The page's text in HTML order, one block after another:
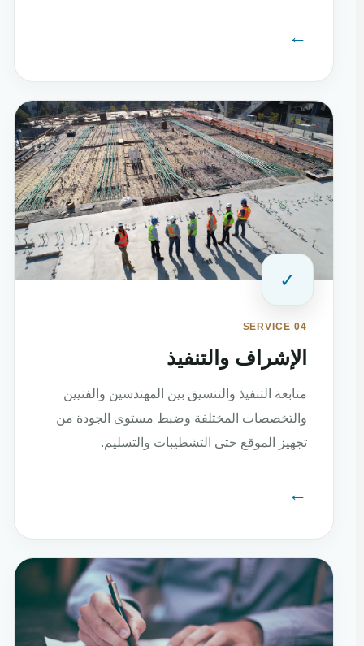
←
✓
SERVICE 04
الإشراف والتنفيذ
متابعة التنفيذ والتنسيق بين المهندسين والفنيين
والتخصصات المختلفة وضبط مستوى الجودة من
تجهيز الموقع حتى التشطيبات والتسليم.
←